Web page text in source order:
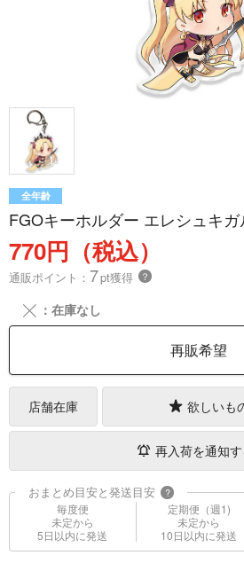
全年齢
FGOキーホルダー エレシュキガ
770円（税込）
通販ポイント： 7pt獲得 ？
╳ ：在庫なし
再販希望
店舗在庫 欲しいも
再入荷を通知す
おまとめ目安と発送目安 ?
毎度便
未定から
5日以内に発送
定期便（週1)
未定から
10日以内に発送